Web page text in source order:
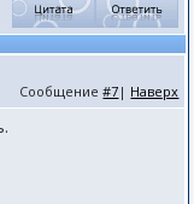
Сообщение#7 | Наверх